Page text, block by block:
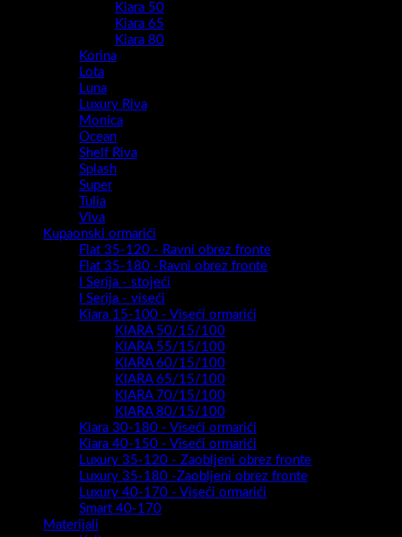
Kiara 50
Kiara 65
Kiara 80
Korina
Lota
Luna
Luxury Riva
Monica
Ocean
Shelf Riva
Splash
Super
Tulia
Viva
Kupaonski ormarići
Flat 35-120 - Ravni obrez fronte
Flat 35-180 -Ravni obrez fronte
I Serija - stojeći
I Serija - viseći
Kiara 15-100 - Viseći ormarići
KIARA 50/15/100
KIARA 55/15/100
KIARA 60/15/100
KIARA 65/15/100
KIARA 70/15/100
KIARA 80/15/100
Kiara 30-180 - Viseći ormarići
Kiara 40-150 - Viseći ormarići
Luxury 35-120 - Zaobljeni obrez fronte
Luxury 35-180 -Zaobljeni obrez fronte
Luxury 40-170 - Viseći ormarići
Smart 40-170
Materijali